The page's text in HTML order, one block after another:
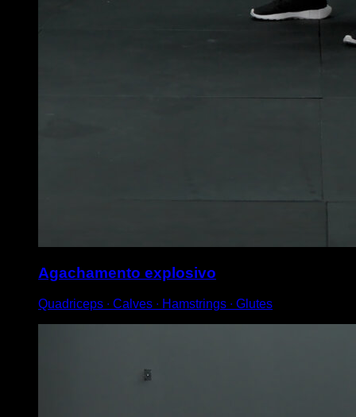
Agachamento explosivo
Quadriceps ∙ Calves ∙ Hamstrings ∙ Glutes